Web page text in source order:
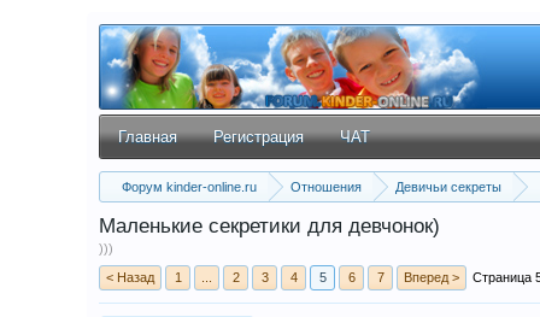
Главная Регистрация ЧАТ
Форум kinder-online.ru Отношения Девичьи секреты
Маленькие секретики для девчонок)
)))
< Назад
1 2 3 4 5 6 7 Вперед > Страница